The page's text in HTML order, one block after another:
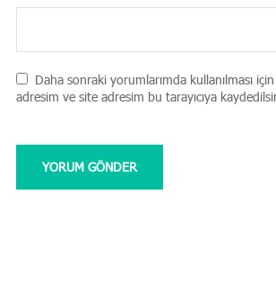
Daha sonraki yorumlarımda kullanılması
adresim ve site adresim bu tarayıcıya